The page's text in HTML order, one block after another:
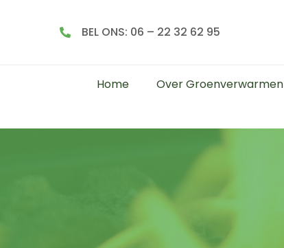
BEL ONS: 06 – 22 32 62 95
Home Over Groenverwarmen